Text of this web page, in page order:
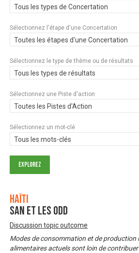
Tous les types de Concertation
Sélectionnez l'étape d'une Concertation
Toutes les étapes d'une Concertation
Sélectionnez le type de thème ou de résultats
Tous les types de résultats
Sélectionnez une Piste d'action
Toutes les Pistes d'Action
Sélectionnez un mot-clé
Tous les mots-clés
Haïti
SAN et les ODD
Discussion topic outcome
Modes de consommation et de production
alimentaires actuels sont loin de